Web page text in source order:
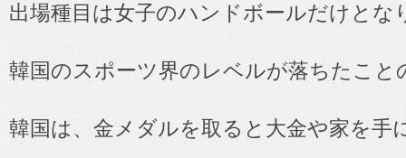
出場種目は女子のハンドボールだけとな
韓国のスポーツ界のレベルが落ちたこと
韓国は、金メダルを取ると大金や家を手